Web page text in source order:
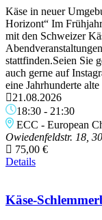
Käse in neuer
Horizont“ Im
mit den Schweizer
stattfinden.Seien Sie
auch gerne auf
eine Jahrhunderte
21.08.2026
18:30 - 21:30
ECC - European
Owiedenfeldstr. 18,
75,00 €
Details
Käse-